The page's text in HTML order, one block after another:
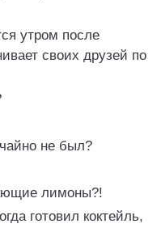
утром после
своих друзей по
не был?
лимоны?!
готовил коктейль,